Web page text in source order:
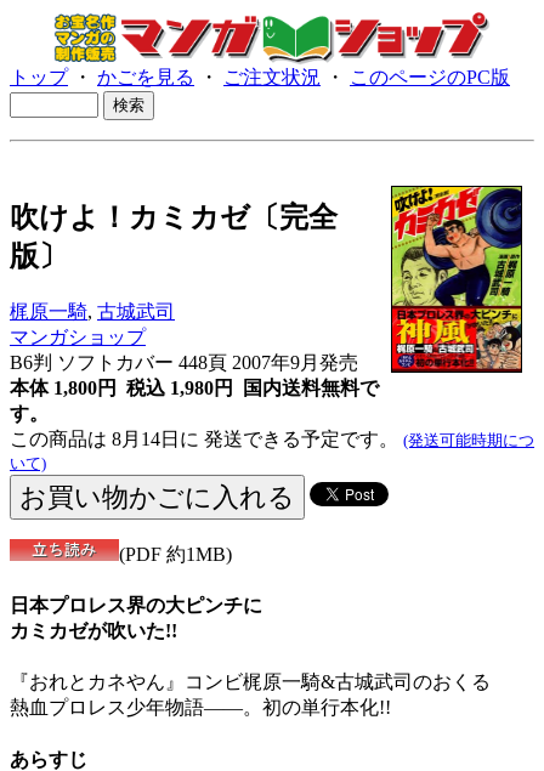
トップ・ かごを見る ・ ご注文状況 ・ このページのPC版
吹けよ！カミカゼ〔完全
版〕
梶原一騎, 古城武司
マンガショップ
B6判 ソフトカバー 448頁 2007年9月発売
本体 1,800円 税込 1,980円
国内送料無料で
す。
この商品は 8月14日に 発送できる予定です。 (発送可能時期につ
いて)
(PDF 約1MB)
日本プロレス界の大ピンチに
カミカゼが吹いた!!
『おれとカネやん』コンビ梶原一騎&古城武司のおくる
熱血プロレス少年物語――。初の単行本化!!
あらすじ